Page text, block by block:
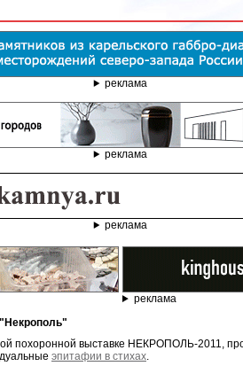
реклама
реклама
реклама
реклама
похоронной выставке НЕКРОПОЛЬ-2011,
эпитафии в стихах.